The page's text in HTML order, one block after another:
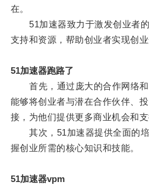
在。
51加速器致力于激发创业者的
支持和资源，帮助创业者实现创业
51加速器跑路了
首先，通过庞大的合作网络和
能够将创业者与潜在合作伙伴、
接，为他们提供更多商业机会和支
其次，51加速器提供全面的培
握创业所需的核心知识和技能。
51加速器vpm